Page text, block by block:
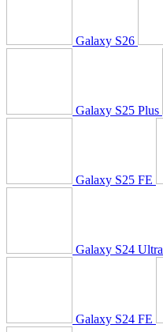
Galaxy S26
Galaxy S25 Plus
Galaxy S25 FE
Galaxy S24 Ultra
Galaxy S24 FE